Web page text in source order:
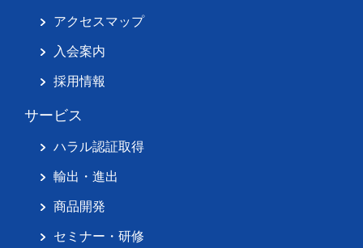
アクセスマップ
入会案内
採用情報
サービス
ハラル認証取得
輸出・進出
商品開発
セミナー・研修